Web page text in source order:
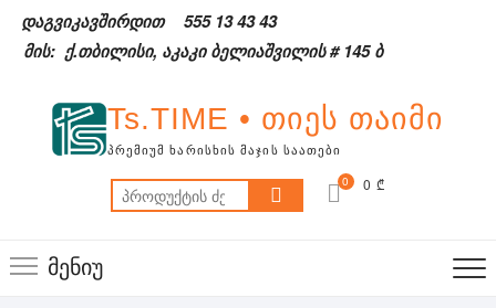
content
დაგვიკავშირდით
555 13 43 43
მის: ქ.თბილისი, აკაკი ბელიაშვილის # 145 ბ
Ts.TIME • თიეს თაიმი
ᲞᲠᲔᲛᲘᲣᲛ ᲮᲐᲠᲘᲡᲮᲘᲡ ᲛᲐᲯᲘᲡ ᲡᲐᲐᲗᲔᲑᲘ
ძებნა: 0 0 ₾
მენიუ